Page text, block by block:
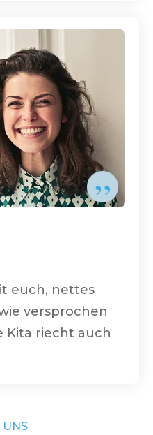
euch, nettes
versprochen
Kita riecht auch
”
UNS